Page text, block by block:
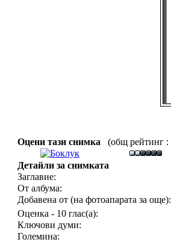
Оцени тази снимка
(общ рейтинг :
Детайли за снимката
Заглавие:
От албума:
Добавена от (на фотоапарата за още):
Оценка - 10 глас(а):
Ключови думи:
Големина: